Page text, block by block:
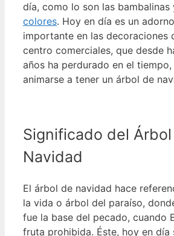
día, como lo son las bambalinas
colores. Hoy en día es un
importante en las decoraciones
centro comerciales, que desde
años ha perdurado en el
animarse a tener un árbol de
Significado del
Navidad
El árbol de navidad hace
la vida o árbol del paraíso,
fue la base del pecado, cuando
fruta prohibida. Éste, hoy en día